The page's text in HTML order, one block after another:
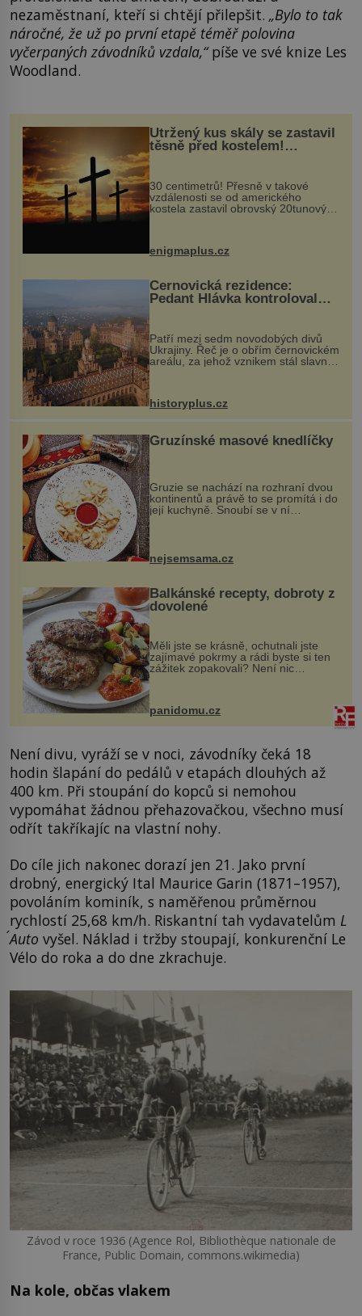
nezaměstnaní, kteří si chtějí přilepšit. „Bylo to tak
náročné, že už po první etapě téměř polovina
vyčerpaných závodníků vzdala,“píše ve své knize Les
Woodland.
Utržený kus skály se zastavil
těsně před kostelem!
Ochránila ho boží síla?
30 centimetrů! Přesně v takové
vzdálenosti se od amerického
kostela zastavil obrovský 20tunový
...
enigmaplus.cz
Černovická rezidence:
Pedant Hlávka kontroloval
Patří mezi sedm novodobých divů
Ukrajiny. Řeč je o obřím černovickém
areálu, za jehož vznikem stál slavný
český architekt Josef Hlávka. Ten si
na něm dal mimořádně záležet. Jeho
historyplus.cz
Gruzínské masové knedlíčky
Gruzie se nachází na rozhraní dvou
kontinentů a právě to se promítá i do
její kuchyně. Snoubí se v ní
evropské a asijské chutě a díky tomu
pokrmy, které rozhodně st...
nejsemsama.cz
Balkánské recepty, dobroty z
dovolené
Měli jste se krásně, ochutnali jste
zajímavé pokrmy a rádi byste si ten
zážitek zopakovali? Není nic
snazšího. Pljeskavica (10 porcí)
Možná jste ji ochutnali na dovolené v
bývalé Jugoslávii, lze ji vi...
panidomu.cz
Není divu, vyráží se v noci, závodníky čeká 18
hodin šlapání do pedálů v etapách dlouhých až
400 km. Při stoupání do kopců si nemohou
vypomáhat žádnou přehazovačkou, všechno musí
odřít takříkajíc na vlastní nohy.
Do cíle jich nakonec dorazí jen 21. Jako první
drobný, energický Ital Maurice Garin (1871–1957),
povoláním kominík, s naměřenou průměrnou
rychlostí 25,68 km/h. Riskantní tah vydavatelům L
´Auto vyšel. Náklad i tržby stoupají, konkurenční Le
Vélo do roka a do dne zkrachuje.
Závod v roce 1936 (Agence Rol, Bibliothèque nationale de
France, Public Domain, commons.wikimedia)
Na kole, občas vlakem